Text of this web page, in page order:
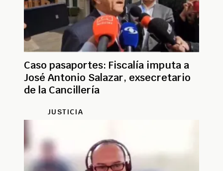
Caso pasaportes: Fiscalía imputa a
José Antonio Salazar, exsecretario
de la Cancillería
JUSTICIA